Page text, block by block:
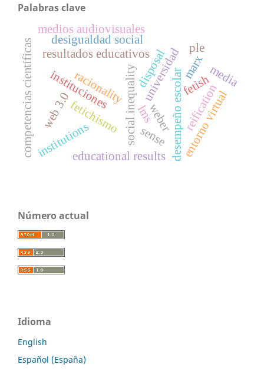
Palabras clave
universidad
fetichismo
resultados educativos
desempeño escolar
social inequality
desigualdad social
racionality
weber
institutions
instituciones fetish
disposal
reification
marx
educational results
media
medios audiovisuales
competencias científicas ple
lms entorno virtual
web 3.0
sense
Número actual
Idioma
English
Español (España)